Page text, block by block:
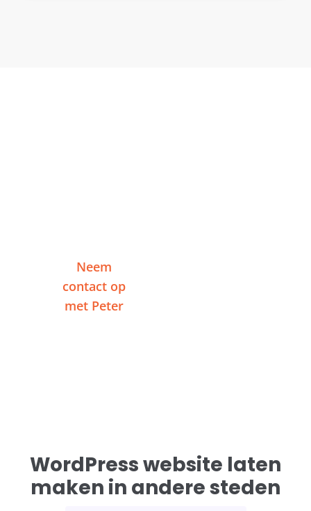
Neem
contact op
met Peter
WordPress website laten
maken in andere steden